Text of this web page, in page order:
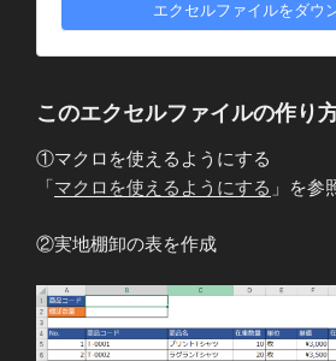
エクセルファイルをダウ
このエクセルファイルの作り
①マクロを使えるようにする
「マクロを使えるようにする 」を参
②実地棚卸の表を作成